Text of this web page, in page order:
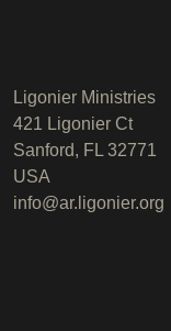
Ligonier Ministries
421 Ligonier Ct
Sanford, FL 32771
USA
info@ar.ligonier.org